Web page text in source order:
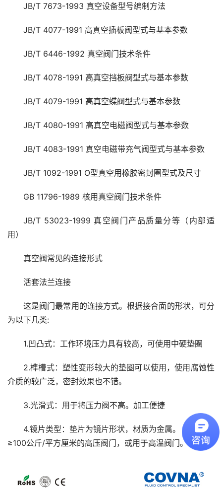
JB/T 7673-1993 真空设备型号编制方法
JB/T 4077-1991 高真空插板阀型式与基本参数
JB/T 6446-1992 真空阀门技术条件
JB/T 4078-1991 高真空挡板阀型式与基本参数
JB/T 4079-1991 高真空蝶阀型式与基本参数
JB/T 4080-1991 高真空电磁阀型式与基本参数
JB/T 4083-1991 真空电磁带充气阀型式与基本参数
JB/T 1092-1991 O型真空用橡胶密封圈型式及尺寸
GB 11796-1989 核用真空阀门技术条件
JB/T 53023-1999 真空阀门产品质量分等（内部适
用）
真空阀常见的连接形式
活套法兰连接
这是阀门最常用的连接方式。根据接合面的形状，可分
为以下几类:
1.凹凸式：工作环境压力具有较高，可使用中硬垫圈
2.榫槽式：塑性变形较大的垫圈可以使用，使用腐蚀性
介质的较广泛，密封效果也不错。
3.光滑式：用于将压力阀不高。加工便捷
4.镜片类型：垫片为镜片形状，材质为金属。 工作压力
≥100公斤/平方厘米的高压阀门，或用于高温阀门。